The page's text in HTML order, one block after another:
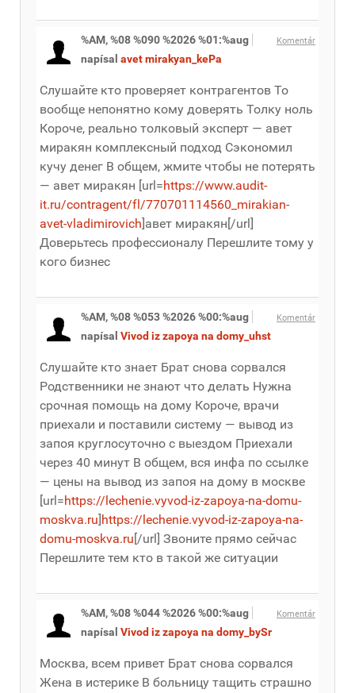
Komentár
%AM, %08 %090 %2026 %01:%aug
napísal avet mirakyan_kePa
Слушайте кто проверяет контрагентов То
вообще непонятно кому доверять Толку ноль
Короче, реально толковый эксперт — авет
миракян комплексный подход Сэкономил
кучу денег В общем, жмите чтобы не потерять
— авет миракян [url=https://www.audit-
it.ru/contragent/fl/770701114560_mirakian-
avet-vladimirovich]авет миракян[/url]
Доверьтесь профессионалу Перешлите тому у
кого бизнес
Komentár
%AM, %08 %053 %2026 %00:%aug
napísal Vivod iz zapoya na domy_uhst
Слушайте кто знает Брат снова сорвался
Родственники не знают что делать Нужна
срочная помощь на дому Короче, врачи
приехали и поставили систему — вывод из
запоя круглосуточно с выездом Приехали
через 40 минут В общем, вся инфа по ссылке
— цены на вывод из запоя на дому в москве
[url=https://lechenie.vyvod-iz-zapoya-na-domu-
moskva.ru] https://lechenie.vyvod-iz-zapoya-na-
domu-moskva.ru [/url] Звоните прямо сейчас
Перешлите тем кто в такой же ситуации
Komentár
%AM, %08 %044 %2026 %00:%aug
napísal Vivod iz zapoya na domy_bySr
Москва, всем привет Брат снова сорвался
Жена в истерике В больницу тащить страшно